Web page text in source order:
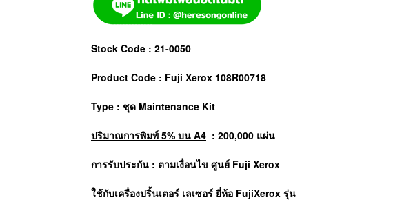
Stock Code : 21-0050
Product Code : Fuji Xerox 108R00718
Type : ชุด Maintenance Kit
ปริมาณการพิมพ์ 5% บน A4 : 200,000 แผ่น
การรับประกัน : ตามเงื่อนไข ศูนย์ Fuji Xerox
ใช้กับเครื่องปริ้นเตอร์ เลเซอร์ ยี่ห้อ FujiXerox รุ่น